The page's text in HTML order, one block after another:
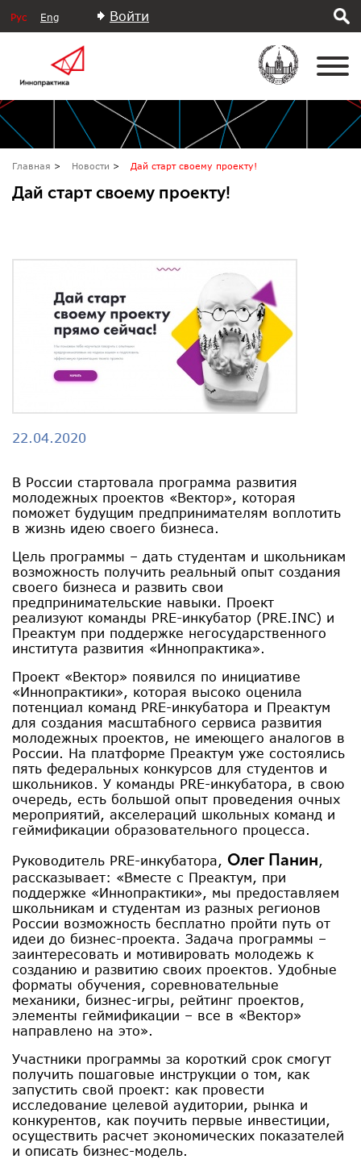
Рус Eng Войти
Главная Новости Дай старт своему проекту!
Дай старт своему проекту!
22.04.2020
В России стартовала программа развития
молодежных проектов «Вектор», которая
поможет будущим предпринимателям воплотить
в жизнь идею своего бизнеса.
Цель программы – дать студентам и школьникам
возможность получить реальный опыт создания
своего бизнеса и развить свои
предпринимательские навыки. Проект
реализуют команды PRE-инкубатор (PRE.INC) и
Преактум при поддержке негосударственного
института развития «Иннопрактика».
Проект «Вектор» появился по инициативе
«Иннопрактики», которая высоко оценила
потенциал команд PRE-инкубатора и Преактум
для создания масштабного сервиса развития
молодежных проектов, не имеющего аналогов в
России. На платформе Преактум уже состоялись
пять федеральных конкурсов для студентов и
школьников. У команды PRE-инкубатора, в свою
очередь, есть большой опыт проведения очных
мероприятий, акселераций школьных команд и
геймификации образовательного процесса.
Руководитель PRE-инкубатора, Олег Панин,
рассказывает: «Вместе с Преактум, при
поддержке «Иннопрактики», мы предоставляем
школьникам и студентам из разных регионов
России возможность бесплатно пройти путь от
идеи до бизнес-проекта. Задача программы –
заинтересовать и мотивировать молодежь к
созданию и развитию своих проектов. Удобные
форматы обучения, соревновательные
механики, бизнес-игры, рейтинг проектов,
элементы геймификации – все в «Вектор»
направлено на это».
Участники программы за короткий срок смогут
получить пошаговые инструкции о том, как
запустить свой проект: как провести
исследование целевой аудитории, рынка и
конкурентов, как поучить первые инвестиции,
осуществить расчет экономических показателей
и описать бизнес-модель.